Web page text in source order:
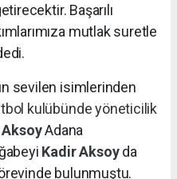
Başarılı
mutlak suretle
sevilen isimlerinden
kulübünde yöneticilik
AksoyAdana
Kadir Aksoyda
bulunmuştu.